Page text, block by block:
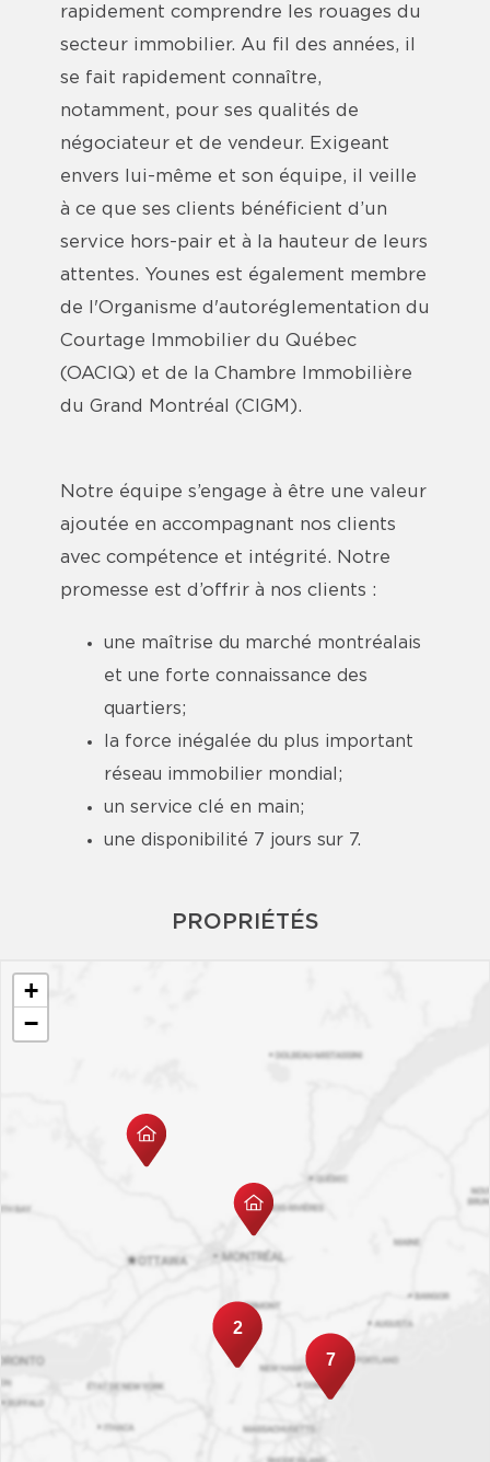
rapidement comprendre les rouages du
secteur immobilier. Au fil des années, il
se fait rapidement connaître,
notamment, pour ses qualités de
négociateur et de vendeur. Exigeant
envers lui-même et son équipe, il veille
à ce que ses clients bénéficient d’un
service hors-pair et à la hauteur de leurs
attentes. Younes est également membre
de l'Organisme d'autoréglementation du
Courtage Immobilier du Québec
(OACIQ) et de la Chambre Immobilière
du Grand Montréal (CIGM).
Notre équipe s’engage à être une valeur
ajoutée en accompagnant nos clients
avec compétence et intégrité. Notre
promesse est d’offrir à nos clients :
une maîtrise du marché montréalais
et une forte connaissance des
quartiers;
la force inégalée du plus important
réseau immobilier mondial;
un service clé en main;
une disponibilité 7 jours sur 7.
PROPRIÉTÉS
2
7
+
−